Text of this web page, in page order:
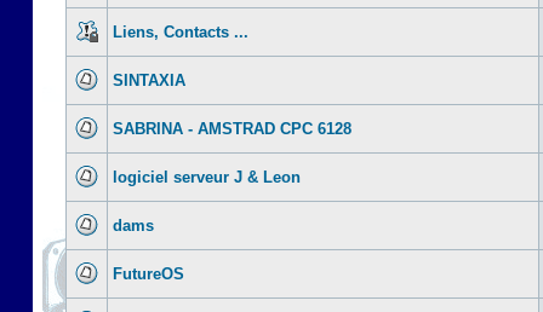
Liens, Contacts ...
SINTAXIA
SABRINA - AMSTRAD CPC 6128
logiciel serveur J & Leon
dams
FutureOS